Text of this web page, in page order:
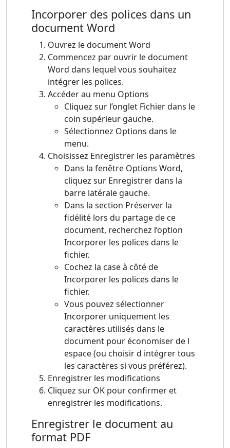
Incorporer des polices dans un
document Word
Ouvrez le document Word
Commencez par ouvrir le document
Word dans lequel vous souhaitez
intégrer les polices.
Accéder au menu Options
Cliquez sur l’onglet Fichier dans le
coin supérieur gauche.
Sélectionnez Options dans le
menu.
Choisissez Enregistrer les paramètres
Dans la fenêtre Options Word,
cliquez sur Enregistrer dans la
barre latérale gauche.
Dans la section Préserver la
fidélité lors du partage de ce
document, recherchez l’option
Incorporer les polices dans le
fichier.
Cochez la case à côté de
Incorporer les polices dans le
fichier.
Vous pouvez sélectionner
Incorporer uniquement les
caractères utilisés dans le
document pour économiser de l
espace (ou choisir d intégrer tous
les caractères si vous préférez).
Enregistrer les modifications
Cliquez sur OK pour confirmer et
enregistrer les modifications.
Enregistrer le document au
format PDF